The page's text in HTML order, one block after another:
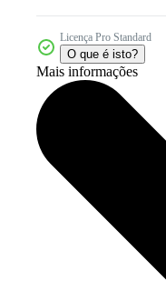
Licença Pro Standard
O que é isto?
Mais informações